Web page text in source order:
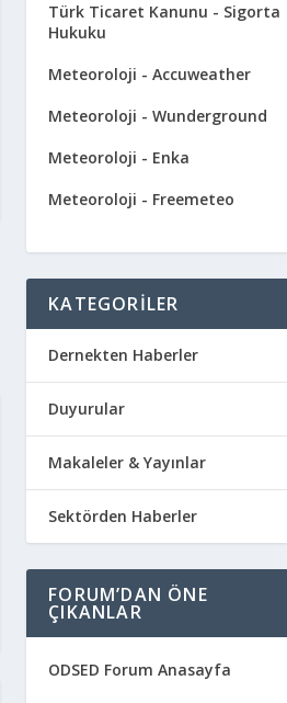
Türk Ticaret Kanunu - Sigorta
Hukuku
Meteoroloji - Accuweather
Meteoroloji - Wunderground
Meteoroloji - Enka
Meteoroloji - Freemeteo
KATEGORILER
Dernekten Haberler
Duyurular
Makaleler & Yayınlar
Sektörden Haberler
FORUM’DAN ÖNE
ÇIKANLAR
ODSED Forum Anasayfa